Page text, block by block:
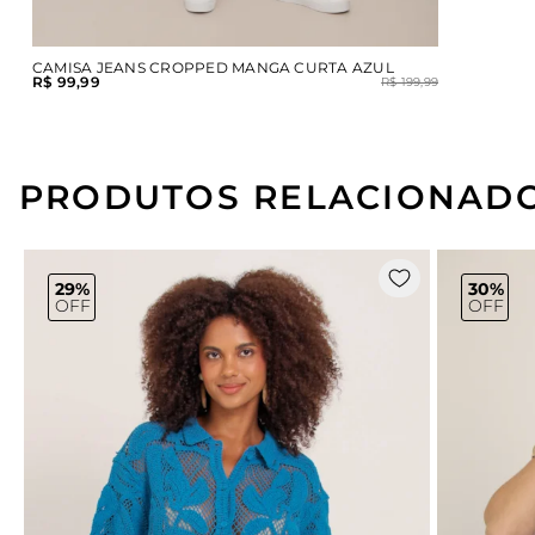
CAMISA JEANS CROPPED MANGA CURTA AZUL
R$ 199,99
R$ 99,99
PRODUTOS
29%
OFF
30%
OFF